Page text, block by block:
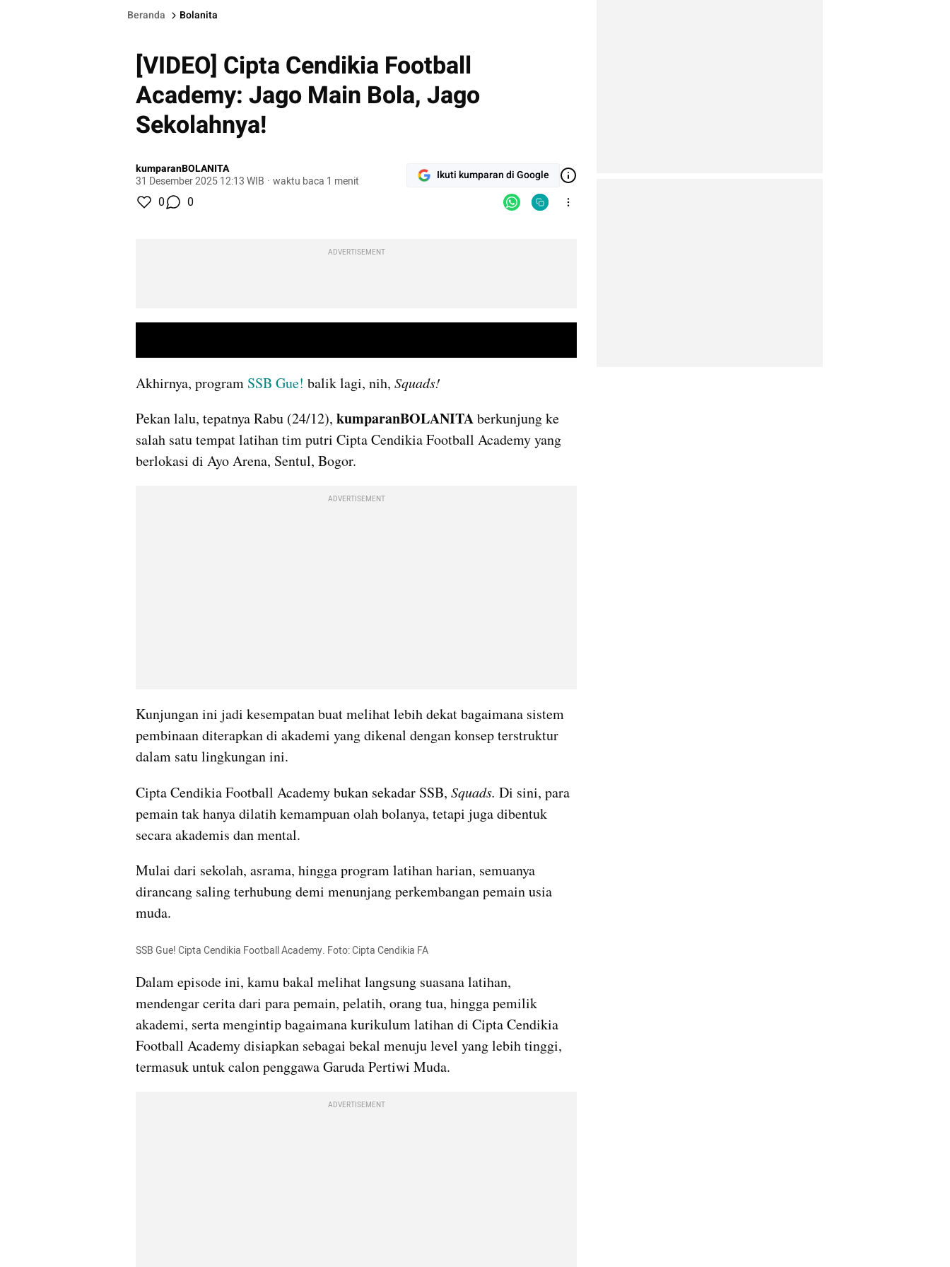
Beranda Bolanita
[VIDEO] Cipta Cendikia Football
Academy: Jago Main Bola, Jago
Sekolahnya!
kumparanBOLANITA
31 Desember 2025 12:13 WIB · waktu baca 1 menit Ikuti kumparan di Google
0 0
ADVERTISEMENT
Akhirnya, program SSB Gue! balik lagi, nih, Squads!
Pekan lalu, tepatnya Rabu (24/12), kumparanBOLANITA berkunjung ke
salah satu tempat latihan tim putri Cipta Cendikia Football Academy yang
berlokasi di Ayo Arena, Sentul, Bogor.
ADVERTISEMENT
Kunjungan ini jadi kesempatan buat melihat lebih dekat bagaimana sistem
pembinaan diterapkan di akademi yang dikenal dengan konsep terstruktur
dalam satu lingkungan ini.
Cipta Cendikia Football Academy bukan sekadar SSB, Squads. Di sini, para
pemain tak hanya dilatih kemampuan olah bolanya, tetapi juga dibentuk
secara akademis dan mental.
Mulai dari sekolah, asrama, hingga program latihan harian, semuanya
dirancang saling terhubung demi menunjang perkembangan pemain usia
muda.
SSB Gue! Cipta Cendikia Football Academy. Foto: Cipta Cendikia FA
Dalam episode ini, kamu bakal melihat langsung suasana latihan,
mendengar cerita dari para pemain, pelatih, orang tua, hingga pemilik
akademi, serta mengintip bagaimana kurikulum latihan di Cipta Cendikia
Football Academy disiapkan sebagai bekal menuju level yang lebih tinggi,
termasuk untuk calon penggawa Garuda Pertiwi Muda.
ADVERTISEMENT